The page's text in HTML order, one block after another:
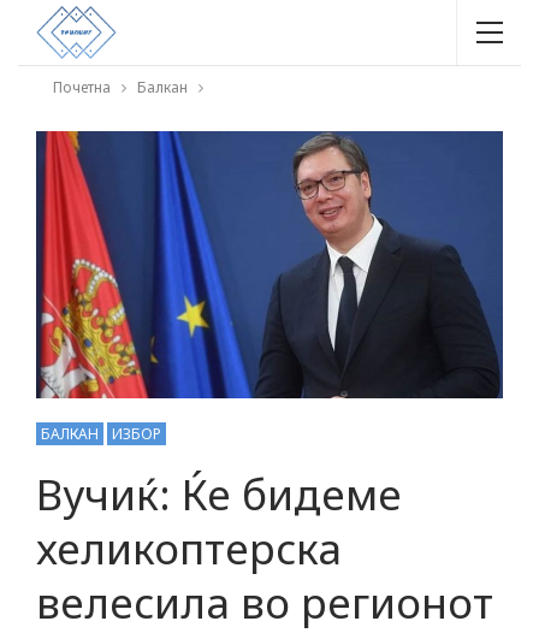
Почетна Балкан
БАЛКАН ИЗБОР
Вучиќ: Ќе бидеме
хеликоптерска
велесила во регионот